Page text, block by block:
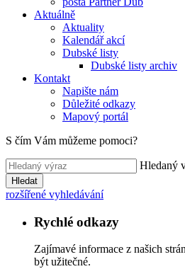
Aktuálně
Aktuality
Kalendář akcí
Dubské listy
Dubské listy archiv
Kontakt
Napište nám
Důležité odkazy
Mapový portál
S čím Vám můžeme pomoci?
Hledaný
Hledat
rozšířené vyhledávání
Rychlé odkazy
Zajímavé informace z našich
být užitečné.